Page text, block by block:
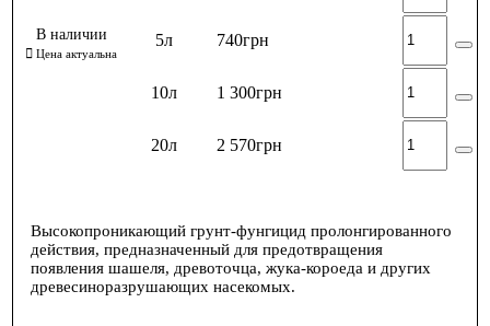
5л 740грн
10л 1 300грн
20л 2 570грн
Высокопроникающий грунт-фунгицид пролонгированного
действия, предназначенный для предотвращения
появления шашеля, древоточца, жука-короеда и других
древесиноразрушающих насекомых.